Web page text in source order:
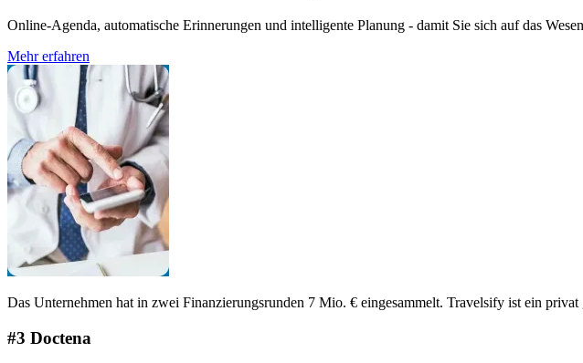
Online-Agenda, automatische Erinnerungen und intelligente Planung - damit Sie sich auf das
Mehr erfahren
Das Unternehmen hat in zwei Finanzierungsrunden 7 Mio. € eingesammelt. Travelsify ist ein
#3 Doctena